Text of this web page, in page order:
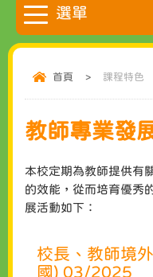
首頁 > 課程特色
教師專業發
本校定期為教師提供有
的效能，從而培育優秀
展活動如下：
校長、教師境
國) 03/2025